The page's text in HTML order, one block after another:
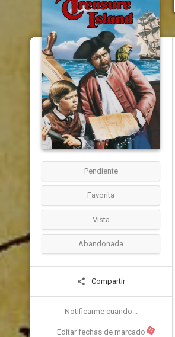
Pendiente
Favorita
Vista
Abandonada
Compartir
Notificarme cuando...
Editar fechas de marcado N